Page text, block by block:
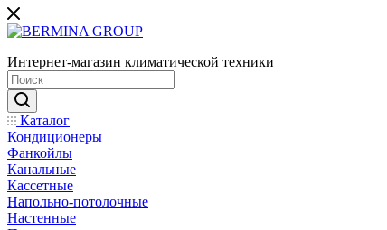
Интернет-магазин климатической техники
Каталог
Кондиционеры
Фанкойлы
Канальные
Кассетные
Напольно-потолочные
Настенные